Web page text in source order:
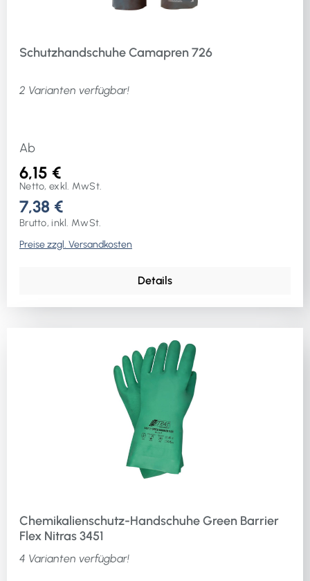
Schutzhandschuhe Camapren 726
2 Varianten verfügbar!
Ab
6,15 €
Netto, exkl. MwSt.
7,38 €
Brutto, inkl. MwSt.
Preise zzgl. Versandkosten
Details
Chemikalienschutz-Handschuhe Green Barrier
Flex Nitras 3451
4 Varianten verfügbar!